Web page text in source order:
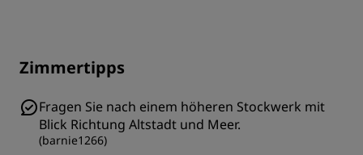
Zimmertipps
Fragen Sie nach einem höheren Stockwerk mit
Blick Richtung Altstadt und Meer.
(barnie1266)